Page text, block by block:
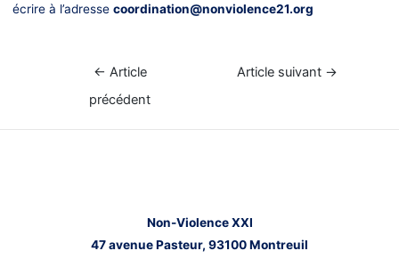
écrire à l’adresse coordination@nonviolence21.org
Navigation← Article
précédent
Article suivant →
Non-Violence XXI
47 avenue Pasteur, 93100 Montreuil